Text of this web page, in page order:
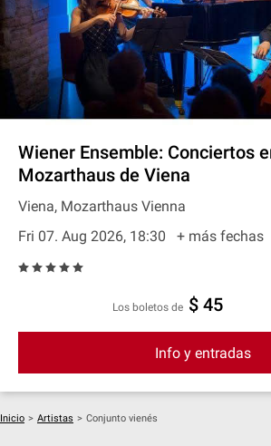
Wiener Ensemble: Conciertos
Mozarthaus de Viena
Viena, Mozarthaus Vienna
Fri 07. Aug 2026, 18:30
+ más fechas
Los boletos de $ 45
Info y entradas
Inicio > Artistas > Conjunto vienés